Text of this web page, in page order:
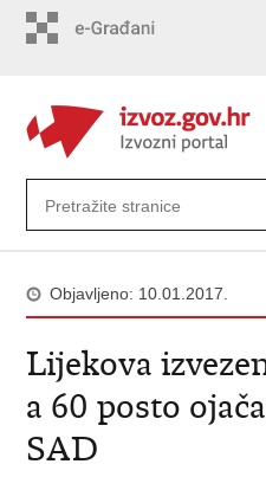
Objavljeno: 10.01.2017.
Lijekova
a 60 posto
SAD